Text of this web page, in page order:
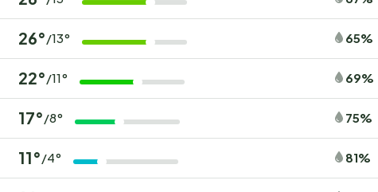
26°/13° 65%
22°/11° 69%
17°/8° 75%
11°/4° 81%